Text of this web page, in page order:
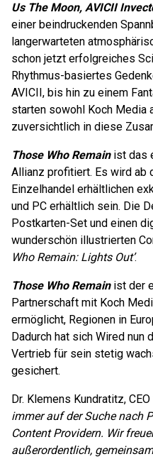
Us The Moon, AVICII
einer beindruckenden
langerwarteten
schon jetzt erfolgreiches
Rhythmus-basiertes
AVICII, bis hin zu einem
starten sowohl Koch Media
zuversichtlich in diese
Those Who Remainist das
Allianz profitiert. Es wird ab
Einzelhandel erhältlichen
und PC erhältlich sein. Die
Postkarten-Set und einen
wunderschön illustrierten
Who Remain: Lights Out’.
Those Who Remain ist der
Partnerschaft mit Koch
ermöglicht, Regionen in
Dadurch hat sich Wired nun
Vertrieb für sein stetig
gesichert.
Dr. Klemens Kundratitz,
immer auf der Suche nach
Content Providern. Wir
außerordentlich,